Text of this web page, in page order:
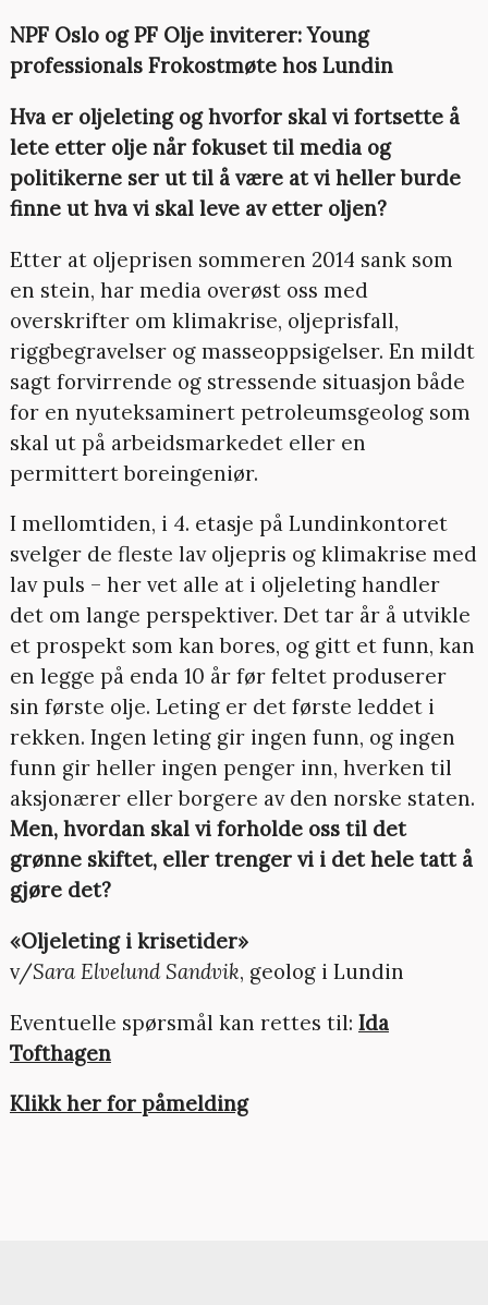
NPF Oslo og PF Olje inviterer: Young
professionals Frokostmøte hos Lundin
Hva er oljeleting og hvorfor skal vi fortsette å
lete etter olje når fokuset til media og
politikerne ser ut til å være at vi heller burde
finne ut hva vi skal leve av etter oljen?
Etter at oljeprisen sommeren 2014 sank som
en stein, har media overøst oss med
overskrifter om klimakrise, oljeprisfall,
riggbegravelser og masseoppsigelser. En mildt
sagt forvirrende og stressende situasjon både
for en nyuteksaminert petroleumsgeolog som
skal ut på arbeidsmarkedet eller en
permittert boreingeniør.
I mellomtiden, i 4. etasje på Lundinkontoret
svelger de fleste lav oljepris og klimakrise med
lav puls – her vet alle at i oljeleting handler
det om lange perspektiver. Det tar år å utvikle
et prospekt som kan bores, og gitt et funn, kan
en legge på enda 10 år før feltet produserer
sin første olje. Leting er det første leddet i
rekken. Ingen leting gir ingen funn, og ingen
funn gir heller ingen penger inn, hverken til
aksjonærer eller borgere av den norske staten.
Men, hvordan skal vi forholde oss til det
grønne skiftet, eller trenger vi i det hele tatt å
gjøre det?
«Oljeleting i krisetider»
v/Sara Elvelund Sandvik, geolog i Lundin
Eventuelle spørsmål kan rettes til: Ida
Tofthagen
Klikk her for påmelding